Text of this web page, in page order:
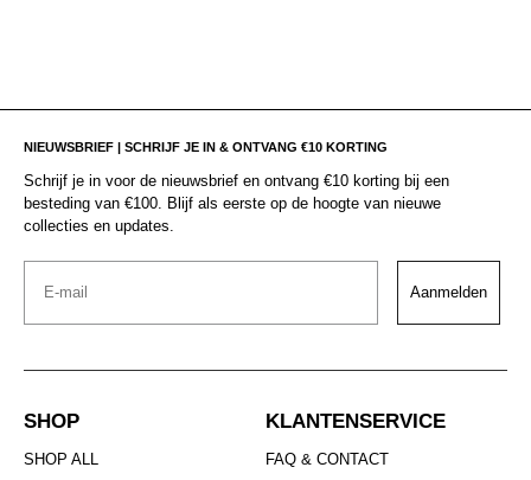
NIEUWSBRIEF | SCHRIJF JE IN & ONTVANG €10 KORTING
Schrijf je in voor de nieuwsbrief en ontvang €10 korting bij een
besteding van €100. Blijf als eerste op de hoogte van nieuwe
collecties en updates.
Email
Aanmelden
SHOP
SHOP ALL
KLANTENSERVICE
FAQ & CONTACT